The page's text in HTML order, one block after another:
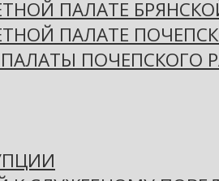
ПАЛАТЕ
ПАЛАТЕ
ПОЧЕПСКОГО